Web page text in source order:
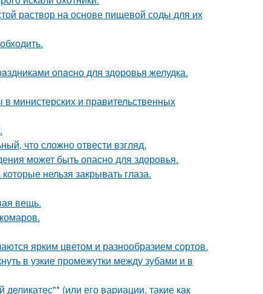
раствор на основе пищевой соды для их
опacно для здоровья желудка.
министерских и правительственных
что сложно отвести взгляд.
может быть опасно для здоровья.
нельзя закрывать глаза.
вещь.
ярким цветом и разнообразием сортов.
в узкие промежутки между зубами и в
(или его вариации, такие как